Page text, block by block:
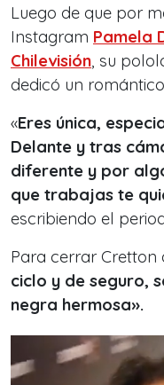
Luego de que por
Instagram Pamela
Chilevisión, su
dedicó un
«Eres única,
Delante y tras
diferente y por
que trabajas te
escribiendo el
Para cerrar Cretton
ciclo y de seguro,
negra hermosa».